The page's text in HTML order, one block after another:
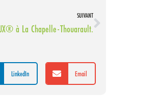
SUIVANT
à La Chapelle-Thouarault.
LinkedIn Email